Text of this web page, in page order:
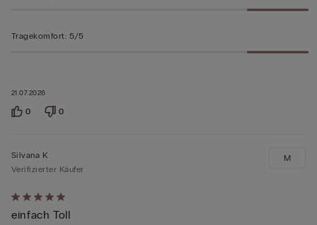
21.07.2026
Tragekomfort: 5/5
0 0
Mit
5
Silvana K
Verifizierter Käufer
einfach Toll
M